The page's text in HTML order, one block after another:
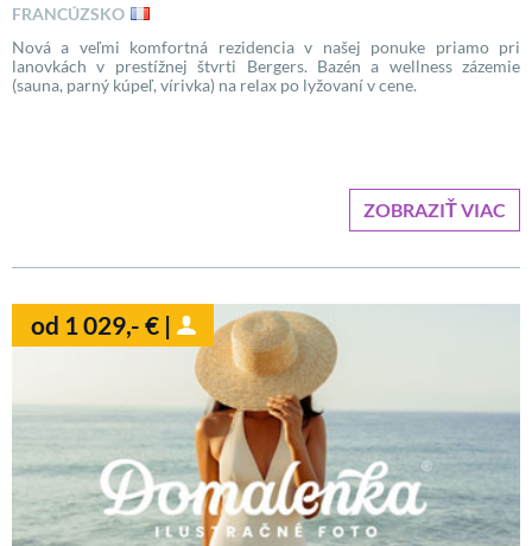
FRANCÚZSKO
Nová a veľmi komfortná rezidencia v našej ponuke priamo pri
lanovkách v prestížnej štvrti Bergers. Bazén a wellness zázemie
(sauna, parný kúpeľ, vírivka) na relax po lyžovaní v cene.
ZOBRAZIŤ VIAC
od 1 029,- € |